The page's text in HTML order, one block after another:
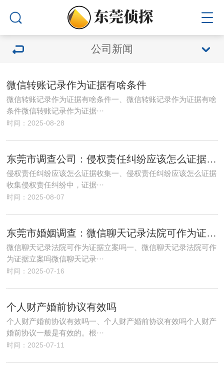
公司新闻
微信转账记录作为证据有啥条件
微信转账记录作为证据有啥条件一、微信转账记录作为证据有啥
条件微信转账记录作为证据···
时间：2025-08-28
东莞市调查公司：侵权责任纠纷应该怎么证据收集
侵权责任纠纷应该怎么证据收集一、侵权责任纠纷应该怎么证据
收集侵权责任纠纷中，证据···
时间：2025-08-07
东莞市婚姻调查：微信聊天记录法院可作为证据立案吗
微信聊天记录法院可作为证据立案吗一、微信聊天记录法院可作
为证据立案吗微信聊天记录···
时间：2025-07-16
个人财产婚前协议有效吗
个人财产婚前协议有效吗一、个人财产婚前协议有效吗个人财产
婚前协议一般是有效的。根···
时间：2025-07-11